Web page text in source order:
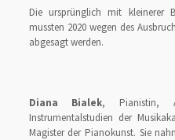
Die ursprünglich mit kleinerer
mussten 2020 wegen des
abgesagt werden.
Diana Bialek, Pianistin,
Instrumentalstudien der
Magister der Pianokunst. Sie